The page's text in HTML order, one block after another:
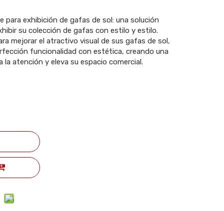
exhibición de gafas de sol: una solución
su colección de gafas con estilo y estilo.
mejorar el atractivo visual de sus gafas de sol,
funcionalidad con estética, creando una
atención y eleva su espacio comercial.